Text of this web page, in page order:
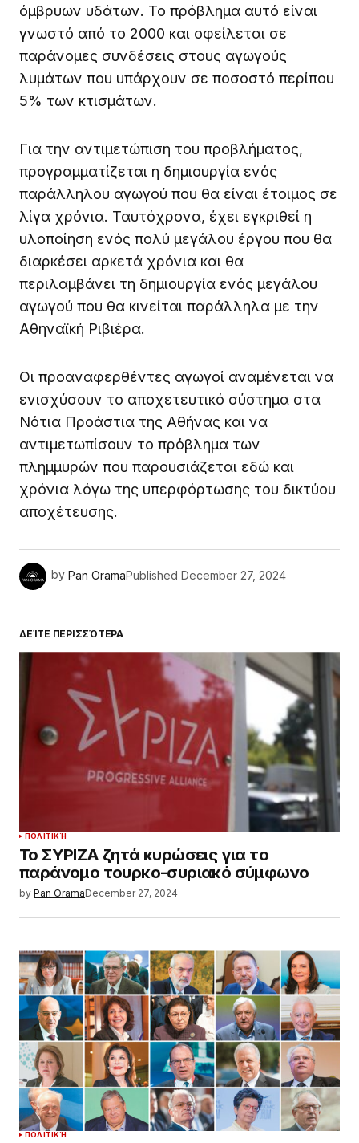
όμβρυων υδάτων. Το πρόβλημα αυτό είναι
γνωστό από το 2000 και οφείλεται σε
παράνομες συνδέσεις στους αγωγούς
λυμάτων που υπάρχουν σε ποσοστό περίπου
5% των κτισμάτων.
Για την αντιμετώπιση του προβλήματος,
προγραμματίζεται η δημιουργία ενός
παράλληλου αγωγού που θα είναι έτοιμος σε
λίγα χρόνια. Ταυτόχρονα, έχει εγκριθεί η
υλοποίηση ενός πολύ μεγάλου έργου που θα
διαρκέσει αρκετά χρόνια και θα
περιλαμβάνει τη δημιουργία ενός μεγάλου
αγωγού που θα κινείται παράλληλα με την
Αθηναϊκή Ριβιέρα.
Οι προαναφερθέντες αγωγοί αναμένεται να
ενισχύσουν το αποχετευτικό σύστημα στα
Νότια Προάστια της Αθήνας και να
αντιμετωπίσουν το πρόβλημα των
πλημμυρών που παρουσιάζεται εδώ και
χρόνια λόγω της υπερφόρτωσης του δικτύου
αποχέτευσης.
by Pan OramaPublished December 27, 2024
ΔΕΊΤΕ ΠΕΡΙΣΣΌΤΕΡΑ
ΠΟΛΙΤΙΚΉ
Το ΣΥΡΙΖΑ ζητά κυρώσεις για το
παράνομο τουρκο-συριακό σύμφωνο
by Pan OramaDecember 27, 2024
ΠΟΛΙΤΙΚΉ